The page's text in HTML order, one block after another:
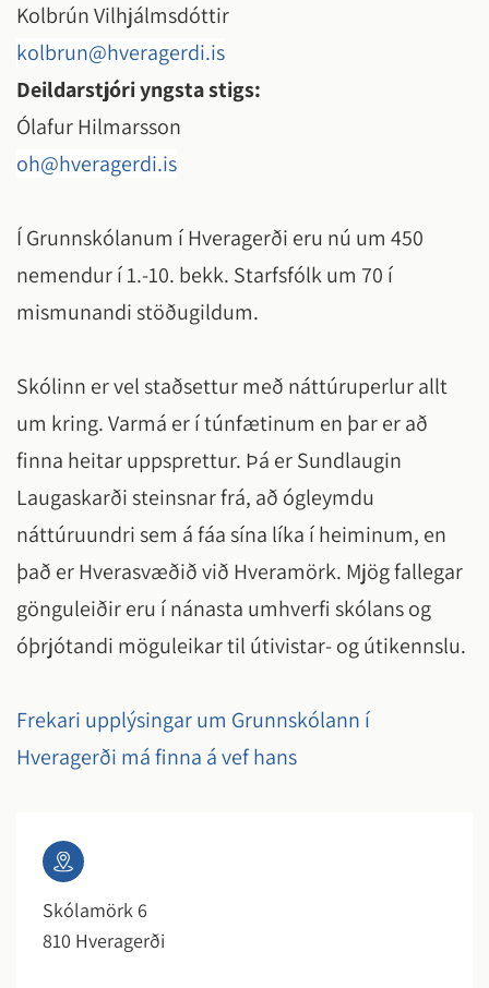
Kolbrún Vilhjálmsdóttir
kolbrun@hveragerdi.is
Deildarstjóri yngsta stigs:
Ólafur Hilmarsson
oh@hveragerdi.is
Í Grunnskólanum í Hveragerði eru nú um 450
nemendur í 1.-10. bekk. Starfsfólk um 70 í
mismunandi stöðugildum.
Skólinn er vel staðsettur með náttúruperlur allt
um kring. Varmá er í túnfætinum en þar er að
finna heitar uppsprettur. Þá er Sundlaugin
Laugaskarði steinsnar frá, að ógleymdu
náttúruundri sem á fáa sína líka í heiminum, en
það er Hverasvæðið við Hveramörk. Mjög fallegar
gönguleiðir eru í nánasta umhverfi skólans og
óþrjótandi möguleikar til útivistar- og útikennslu.
Frekari upplýsingar um Grunnskólann í
Hveragerði má finna á vef hans
Skólamörk 6
810 Hveragerði